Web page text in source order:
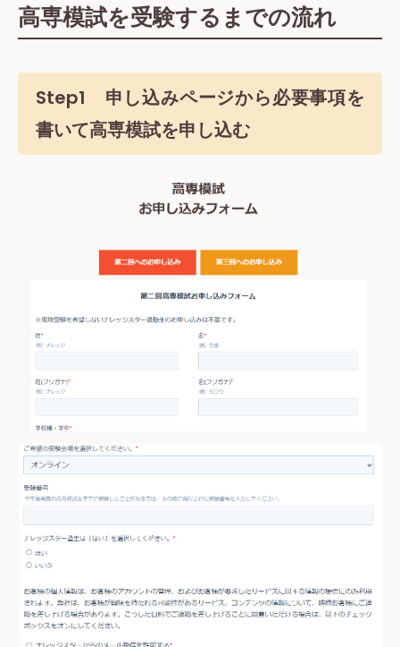
高専模試を受験するまでの流れ
Step1 申し込みページから必要事項を
書いて高専模試を申し込む